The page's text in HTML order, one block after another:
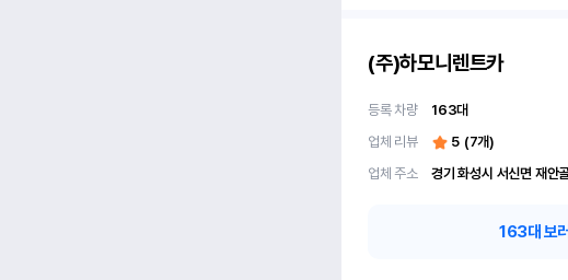
(주)하모니렌트카
등록 차량 163대
업체 리뷰
5 (7개)
업체 주소
163대 보